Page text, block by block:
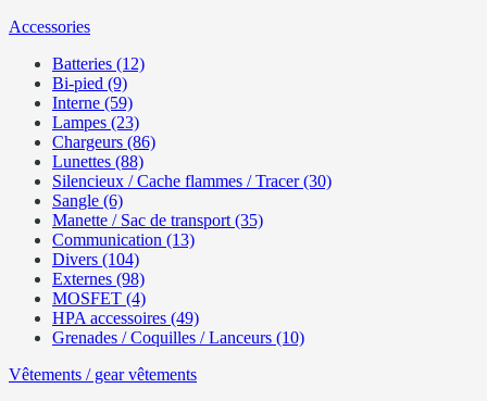
Accessories
Batteries (12)
Bi-pied (9)
Interne (59)
Lampes (23)
Chargeurs (86)
Lunettes (88)
Silencieux / Cache flammes / Tracer (30)
Sangle (6)
Manette / Sac de transport (35)
Communication (13)
Divers (104)
Externes (98)
MOSFET (4)
HPA accessoires (49)
Grenades / Coquilles / Lanceurs (10)
Vêtements / gear vêtements